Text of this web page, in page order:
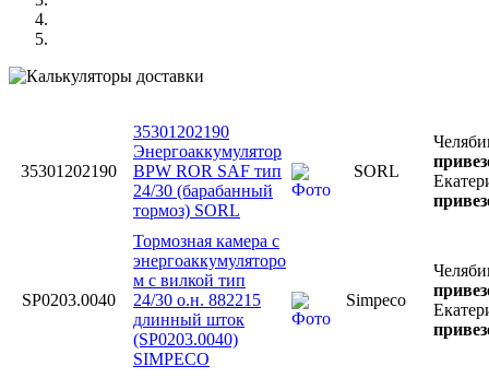
35301202190
35301202190
Энергоаккумулятор
BPW ROR SAF тип
24/30 (барабанный
тормоз) SORL
SORL
SP0203.0040
Тормозная камера с
энергоаккумуляторо
м с вилкой тип
24/30 о.н. 882215
длинный шток
(SP0203.0040)
SIMPECO
Simpeco